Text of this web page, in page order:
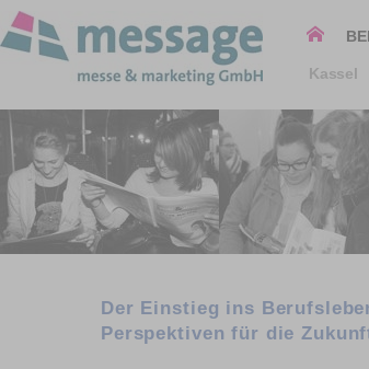
Kassel
Der Einstieg ins
Perspektiven für die